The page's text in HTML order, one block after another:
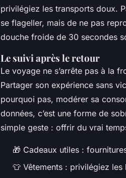
privilégiez les transports doux.
se flageller, mais de ne pas
douche froide de 30 secondes
Le suivi après le retour
Le voyage ne s’arrête pas à la
Partager son expérience sans
pourquoi pas, modérer sa
données, c’est une forme de
simple geste : offrir du vrai
🎁 Cadeaux utiles :
👕 Vêtements : privilégiez